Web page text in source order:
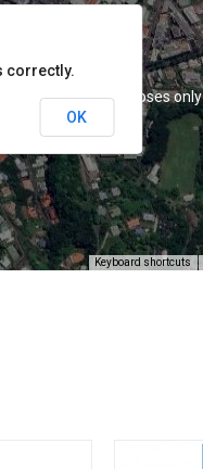
development purposes only
Keyboard shortcuts
correctly.
OK